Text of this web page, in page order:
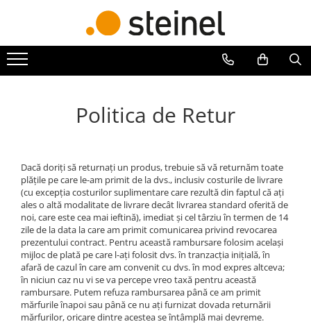
Toate Produsele
Lămpi
Lampi RGB - 24V
Lămpi solare
Reflectoare
Seria Cube
Seria Spot
Lămpi de interior
Senzori
Senzori crepusculari
Senzori de miscare
Politica de Retur
Dacă doriți să returnați un produs, trebuie să vă returnăm toate
plățile pe care le-am primit de la dvs., inclusiv costurile de livrare
(cu excepția costurilor suplimentare care rezultă din faptul că ați
ales o altă modalitate de livrare decât livrarea standard oferită de
noi, care este cea mai ieftină), imediat și cel târziu în termen de 14
zile de la data la care am primit comunicarea privind revocarea
prezentului contract. Pentru această rambursare folosim același
mijloc de plată pe care l-ați folosit dvs. în tranzacția inițială, în
afară de cazul în care am convenit cu dvs. în mod expres altceva;
în niciun caz nu vi se va percepe vreo taxă pentru această
rambursare. Putem refuza rambursarea până ce am primit
mărfurile înapoi sau până ce nu ați furnizat dovada returnării
mărfurilor, oricare dintre acestea se întâmplă mai devreme.